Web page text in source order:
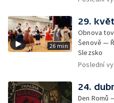
26 min
29.
Obnova
Šenově —
Slezsko
Poslední
24.
Den Romů